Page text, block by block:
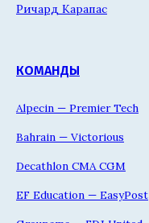
Ричард Карапас
КОМАНДЫ
Alpecin — Premier Tech
Bahrain — Victorious
Decathlon CMA CGM
EF Education — EasyPost